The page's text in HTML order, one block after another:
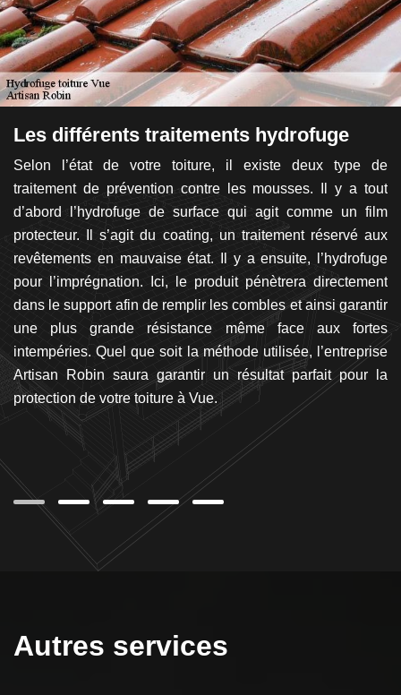
Les différents traitements hydrofuge
Selon l’état de votre toiture, il existe deux type de
traitement de prévention contre les mousses. Il y a tout
d’abord l’hydrofuge de surface qui agit comme un film
protecteur. Il s’agit du coating, un traitement réservé aux
revêtements en mauvaise état. Il y a ensuite, l’hydrofuge
pour l’imprégnation. Ici, le produit pénètrera directement
dans le support afin de remplir les combles et ainsi garantir
une plus grande résistance même face aux fortes
intempéries. Quel que soit la méthode utilisée, l’entreprise
Artisan Robin saura garantir un résultat parfait pour la
protection de votre toiture à Vue.
Autres services